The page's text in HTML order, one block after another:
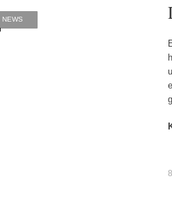
NEWS